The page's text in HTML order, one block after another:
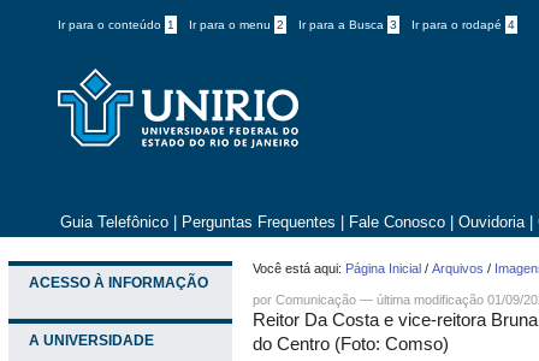
Ir para o conteúdo 1 Ir para o menu 2 Ir para a Busca 3 Ir para o rodapé 4
Guia Telefônico Perguntas Frequentes Fale Conosco Ouvidoria
ACESSO À INFORMAÇÃO
A UNIVERSIDADE
Você está aqui: Página Inicial /Arquivos /
porComunicação —última modificação 01/09/
Reitor Da Costa e vice-reitora
do Centro (Foto: Comso)